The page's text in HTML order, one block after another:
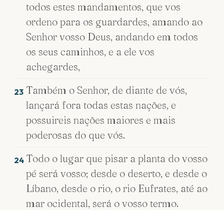
todos estes mandamentos, que vos
ordeno para os guardardes, amando ao
Senhor vosso Deus, andando em todos
os seus caminhos, e a ele vos
achegardes,
23 Também o Senhor, de diante de vós,
lançará fora todas estas nações, e
possuireis nações maiores e mais
poderosas do que vós.
24 Todo o lugar que pisar a planta do vosso
pé será vosso; desde o deserto, e desde o
Líbano, desde o rio, o rio Eufrates, até ao
mar ocidental, será o vosso termo.